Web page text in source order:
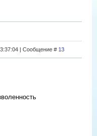
| Сообщение # 13